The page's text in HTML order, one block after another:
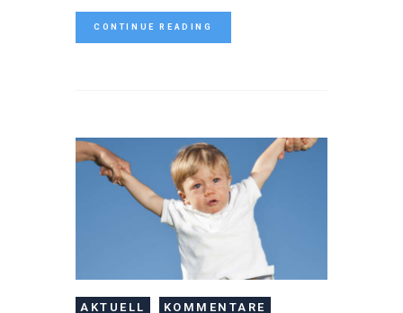
CONTINUE READING
AKTUELL
KOMMENTARE